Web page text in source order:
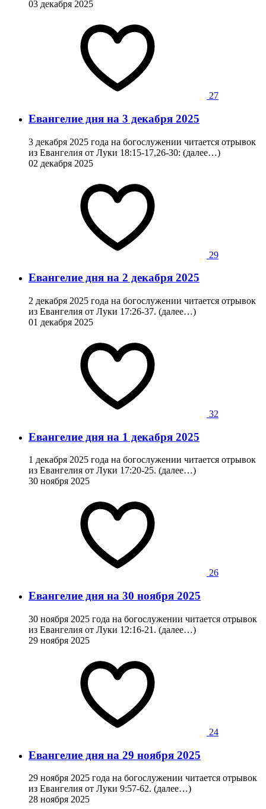
03 декабря 2025
27
Евангелие дня на 3 декабря 2025
3 декабря 2025 года на богослужении читается отрывок
из Евангелия от Луки 18:15-17,26-30: (далее…)
02 декабря 2025
29
Евангелие дня на 2 декабря 2025
2 декабря 2025 года на богослужении читается отрывок
из Евангелия от Луки 17:26-37. (далее…)
01 декабря 2025
32
Евангелие дня на 1 декабря 2025
1 декабря 2025 года на богослужении читается отрывок
из Евангелия от Луки 17:20-25. (далее…)
30 ноября 2025
26
Евангелие дня на 30 ноября 2025
30 ноября 2025 года на богослужении читается отрывок
из Евангелия от Луки 12:16-21. (далее…)
29 ноября 2025
24
Евангелие дня на 29 ноября 2025
29 ноября 2025 года на богослужении читается отрывок
из Евангелия от Луки 9:57-62. (далее…)
28 ноября 2025